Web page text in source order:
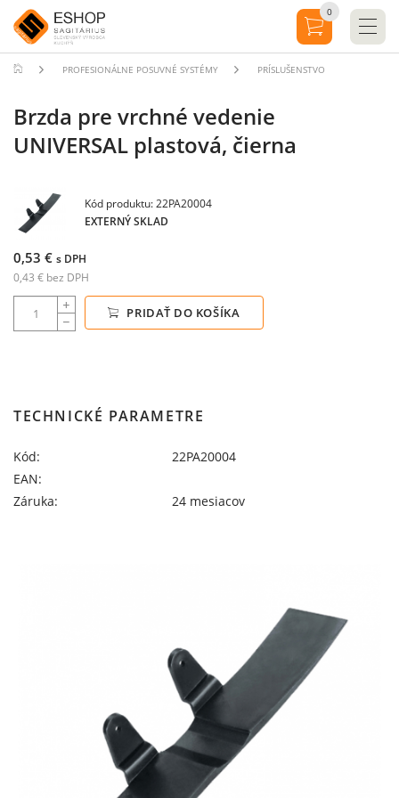
PROFESIONÁLNE POSUVNÉ SYSTÉMY PRÍSLUŠENSTVO
Brzda pre vrchné vedenie
UNIVERSAL plastová, čierna
Kód produktu: 22PA20004
EXTERNÝ SKLAD
0,53 € s DPH
0,43 € bez DPH
PRIDAŤ DO KOŠÍKA
TECHNICKÉ PARAMETRE
Kód:
22PA20004
EAN:
Záruka:
24 mesiacov
0